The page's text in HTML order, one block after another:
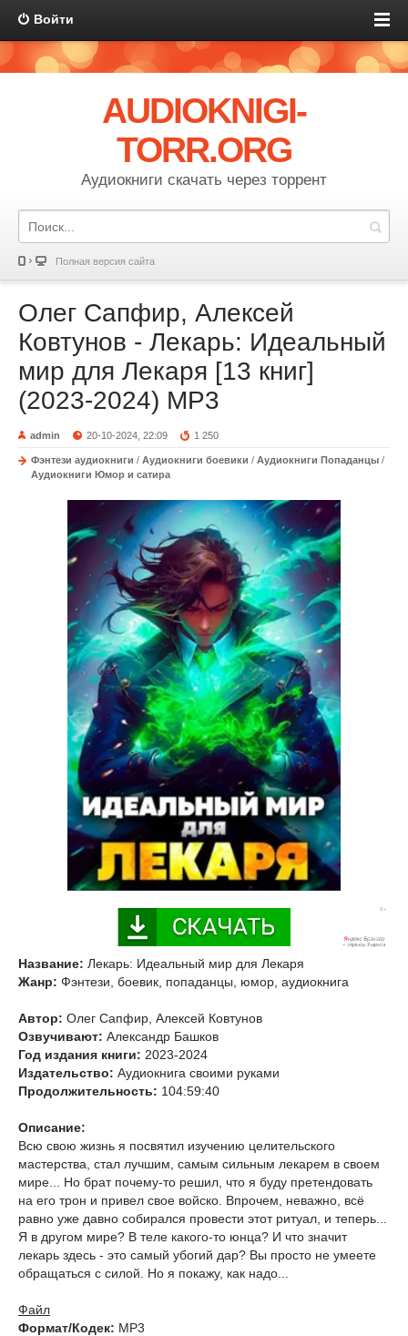
Войти
AUDIOKNIGI-
TORR.ORG
Аудиокниги скачать через торрент
Полная версия сайта
Олег Сапфир, Алексей
Ковтунов - Лекарь: Идеальный
мир для Лекаря [13 книг]
(2023-2024) МР3
admin 20-10-2024, 22:09 1 250
Фэнтези аудиокниги / Аудиокниги боевики / Аудиокниги Попаданцы /
Аудиокниги Юмор и сатира
Название: Лекарь: Идеальный мир для Лекаря
Жанр: Фэнтези, боевик, попаданцы, юмор, аудиокнига
Автор: Олег Сапфир, Алексей Ковтунов
Озвучивают: Александр Башков
Год издания книги: 2023-2024
Издательство: Аудиокнига своими руками
Продолжительность: 104:59:40
Описание:
Всю свою жизнь я посвятил изучению целительского
мастерства, стал лучшим, самым сильным лекарем в своем
мире... Но брат почему-то решил, что я буду претендовать
на его трон и привел свое войско. Впрочем, неважно, всё
равно уже давно собирался провести этот ритуал, и теперь...
Я в другом мире? В теле какого-то юнца? И что значит
лекарь здесь - это самый убогий дар? Вы просто не умеете
обращаться с силой. Но я покажу, как надо...
Файл
Формат/Кодек: МР3